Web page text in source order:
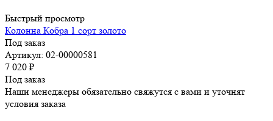
Быстрый просмотр
Колонна Кобра 1 сорт золото
Под заказ
Артикул: 02-00000581
7 020 ₽
Под заказ
Наши менеджеры обязательно свяжутся с вами и уточнят
условия заказа